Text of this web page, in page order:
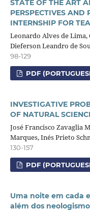
STATE OF THE ART
PERSPECTIVES AND
INTERNSHIP FOR
Leonardo Alves de Lima,
Dieferson Leandro de
98-129
PDF
INVESTIGATIVE
OF NATURAL
José Francisco Zavaglia
Marques, Inés Prieto
130-157
PDF
Uma noite em cada
além dos